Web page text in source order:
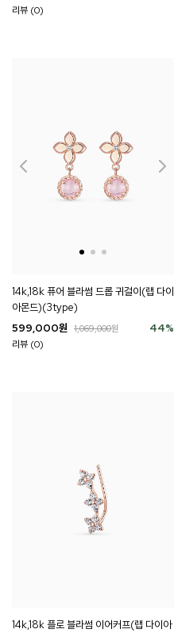
리뷰 (0)
14k,18k 퓨어 블라썸 드롭 귀걸이(랩 다이
아몬드)(3type)
44%
599,000원 1,069,000원
리뷰 (0)
14k,18k 플로 블라썸 이어커프(랩 다이아